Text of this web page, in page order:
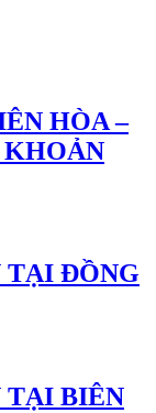
HÒA –
TẠI ĐỒNG
TẠI BIÊN